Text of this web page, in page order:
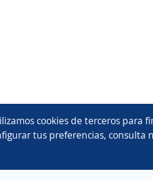
cookies de terceros para
tus preferencias, consulta